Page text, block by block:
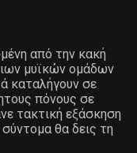
από την κακή
μυϊκών ομάδων
καταλήγουν σε
πόνους σε
τακτική εξάσκηση
θα δεις τη